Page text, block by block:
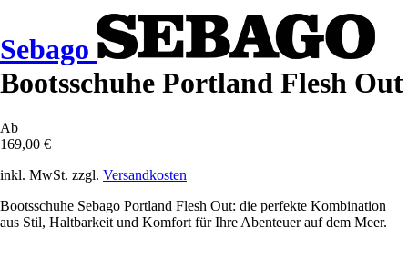
Sebago
Bootsschuhe Portland Flesh Out
Ab
169,00 €
inkl. MwSt. zzgl. Versandkosten
Bootsschuhe Sebago Portland Flesh Out: die perfekte Kombination
aus Stil, Haltbarkeit und Komfort für Ihre Abenteuer auf dem Meer.